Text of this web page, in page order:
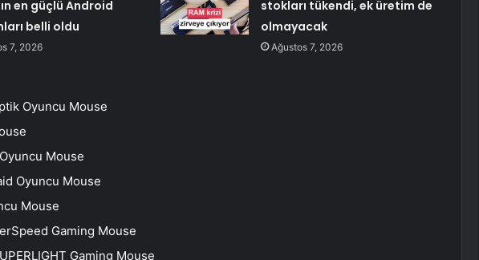
en güçlü Android
belli oldu
7, 2026
stokları tükendi, ek üretim de
olmayacak
Ağustos 7, 2026
Oyuncu Mouse
Mouse
Oyuncu Mouse
Mouse
Gaming Mouse
Gaming Mouse